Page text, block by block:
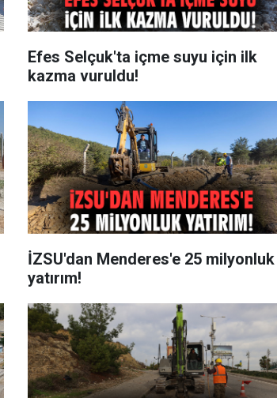
Efes Selçuk'ta içme suyu için ilk
kazma vuruldu!
İZSU'dan Menderes'e 25 milyonluk
yatırım!